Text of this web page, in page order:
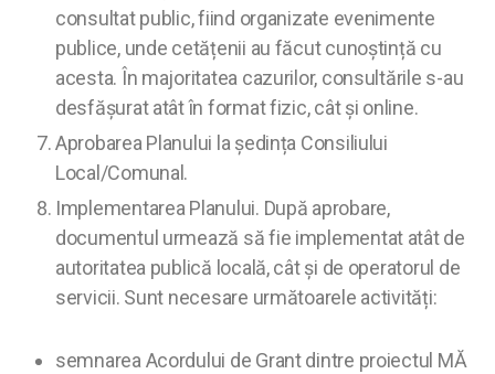
consultat public, fiind organizate evenimente
publice, unde cetățenii au făcut cunoștință cu
acesta. În majoritatea cazurilor, consultările s-au
desfășurat atât în format fizic, cât și online.
Aprobarea Planului la ședința Consiliului
Local/Comunal.
Implementarea Planului. După aprobare,
documentul urmează să fie implementat atât de
autoritatea publică locală, cât și de operatorul de
servicii. Sunt necesare următoarele activități:
semnarea Acordului de Grant dintre proiectul MĂ